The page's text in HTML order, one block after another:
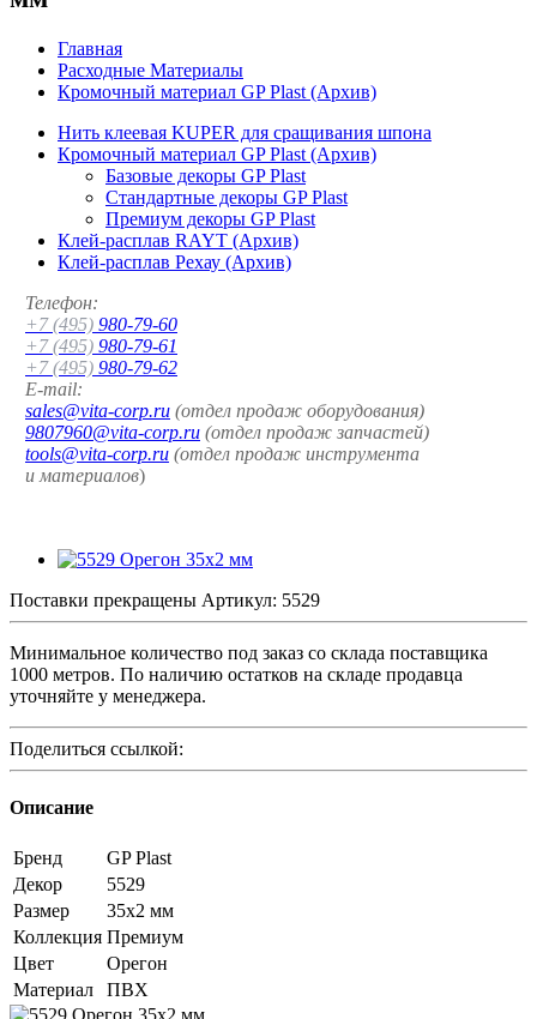
Главная
Расходные Материалы
Кромочный материал GP Plast (Архив)
Нить клеевая KUPER для сращивания шпона
Кромочный материал GP Plast (Архив)
Базовые декоры GP Plast
Стандартные декоры GP Plast
Премиум декоры GP Plast
Клей-расплав RAYT (Архив)
Клей-расплав Рехау (Архив)
Телефон:
+7 (495) 980-79-60
+7 (495) 980-79-61
+7 (495) 980-79-62
E-mail:
sales@vita-corp.ru (отдел продаж оборудования)
9807960@vita-corp.ru (отдел продаж запчастей)
tools@vita-corp.ru (отдел продаж инструмента
и материалов)
Поставки прекращены Артикул: 5529
Минимальное количество под заказ со склада поставщика
1000 метров. По наличию остатков на складе продавца
уточняйте у менеджера.
Поделиться ссылкой:
Описание
Бренд
GP Plast
Декор
5529
Размер
35x2 мм
Коллекция Премиум
Цвет
Орегон
Материал
ПВХ